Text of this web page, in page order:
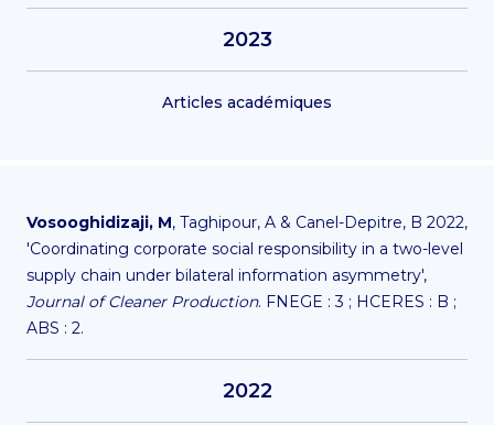
2023
Articles académiques
Vosooghidizaji, M, Taghipour, A & Canel-Depitre, B 2022,
'Coordinating corporate social responsibility in a two-level
supply chain under bilateral information asymmetry',
Journal of Cleaner Production. FNEGE : 3 ; HCERES : B ;
ABS : 2.
2022